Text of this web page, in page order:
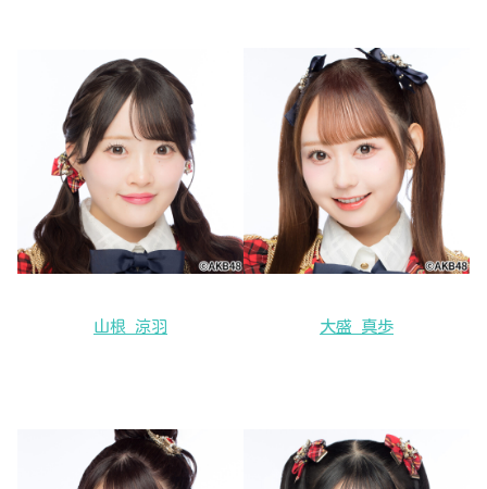
山根 涼羽 大盛 真歩